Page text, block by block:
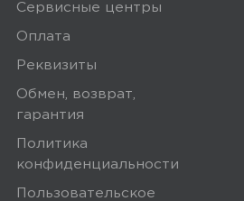
Сервисные центры
Оплата
Реквизиты
Обмен, возврат,
гарантия
Политика
конфиденциальности
Пользовательское